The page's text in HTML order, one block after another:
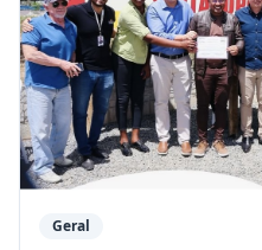
Geral